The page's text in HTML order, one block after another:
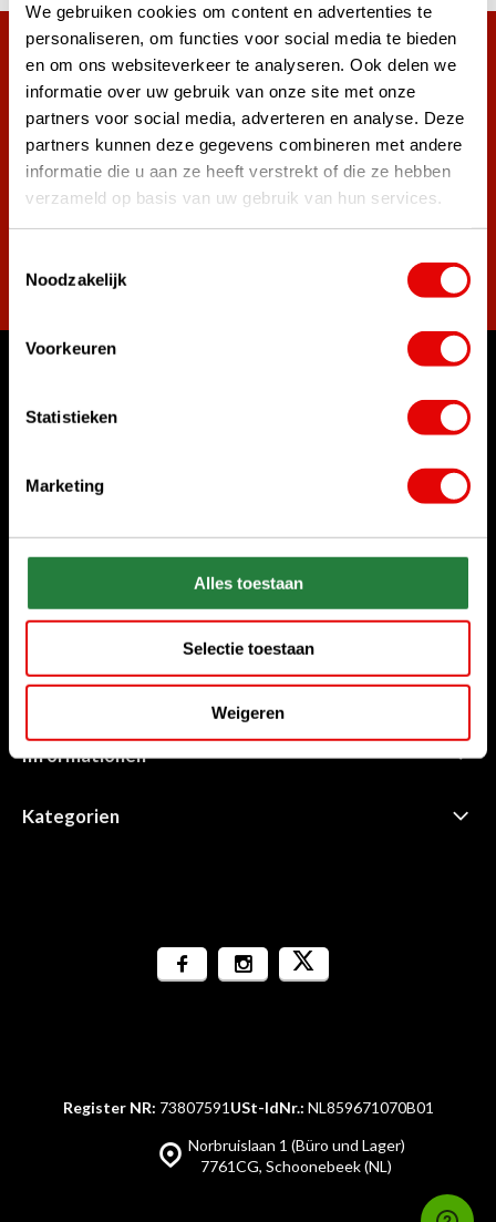
We gebruiken cookies om content en advertenties te
personaliseren, om functies voor social media te bieden
en om ons websiteverkeer te analyseren. Ook delen we
informatie over uw gebruik van onze site met onze
partners voor social media, adverteren en analyse. Deze
partners kunnen deze gegevens combineren met andere
informatie die u aan ze heeft verstrekt of die ze hebben
verzameld op basis van uw gebruik van hun services.
Noodzakelijk
Voorkeuren
Statistieken
Marketing
Alles toestaan
Selectie toestaan
Weigeren
Mehr als 38.000 Kunden haben sich bereits
angemeldet.
Melde dich für den Newsletter an und verpasse nie wieder
die besten Golfangebote!
Senden Sie uns eine E-Mail
sales@golfdriver.nl
Kundenservice
Informationen
Kategorien
Norbruislaan 1 (Büro und Lager)
7761CG, Schoonebeek (NL)
Register NR: 73807591 USt-IdNr.: NL859671070B01